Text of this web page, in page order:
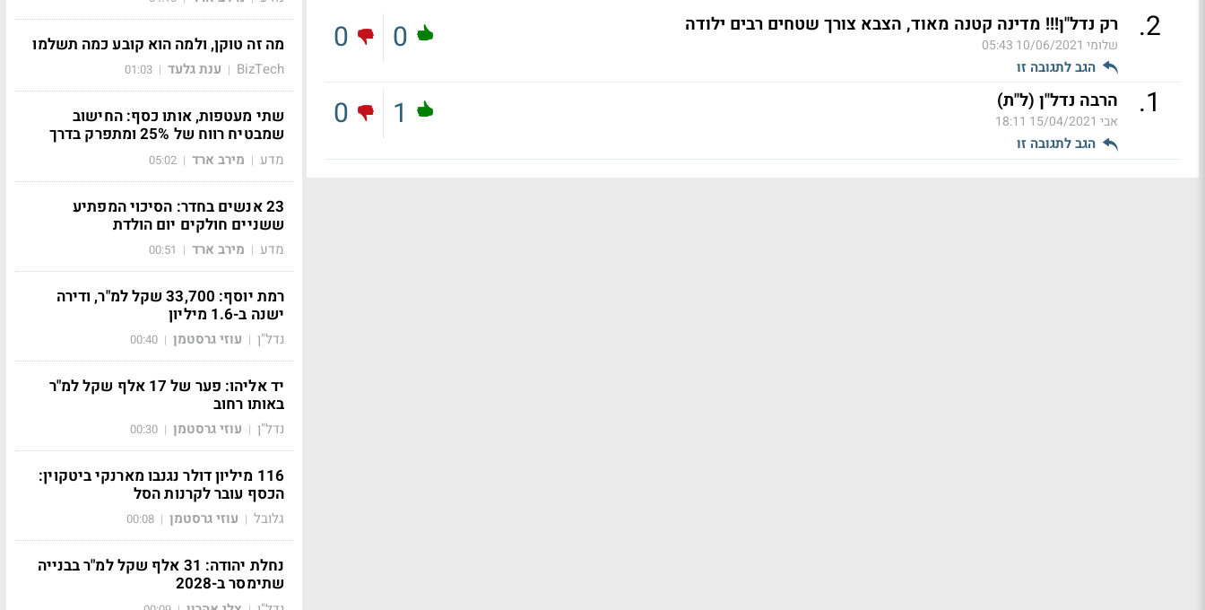
2
. רק נדל"ן!!! מדינה קטנה מאוד, הצבא צורך שטחים רבים ילודה
שלומי 10/06/2021 05:43
הגב לתגובה זו
0
0
1
. הרבה נדל"ן (ל"ת)
אבי 15/04/2021 18:11
הגב לתגובה זו
1
0
מה זה טוקן, ולמה הוא קובע כמה תשלמו
BizTech
| ענת גלעד |
01:03
שתי מעטפות, אותו כסף: החישוב
שמבטיח רווח של 25% ומתפרק בדרך
מדע | מירב ארד |
05:02
23 אנשים בחדר: הסיכוי המפתיע
ששניים חולקים יום הולדת
מדע | מירב ארד |
00:51
רמת יוסף: 33,700 שקל למ"ר, ודירה
ישנה ב-1.6 מיליון
נדל"ן | עוזי גרסטמן |
00:40
יד אליהו: פער של 17 אלף שקל למ"ר
באותו רחוב
נדל"ן | עוזי גרסטמן |
00:30
116 מיליון דולר נגנבו מארנקי ביטקוין:
הכסף עובר לקרנות הסל
גלובל | עוזי גרסטמן |
00:08
נחלת יהודה: 31 אלף שקל למ"ר בבנייה
שתימסר ב-2028